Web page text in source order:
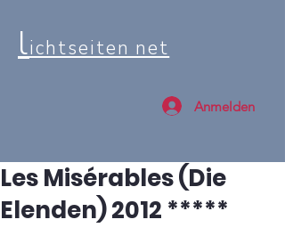
lichtseiten net
Anmelden
Les Misérables (Die
Elenden) 2012 *****